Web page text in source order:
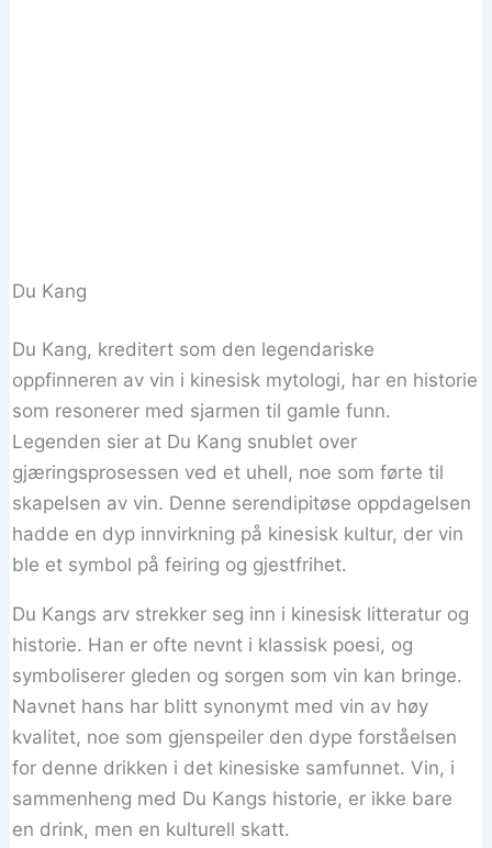
Du Kang
Du Kang, kreditert som den legendariske
oppfinneren av vin i kinesisk mytologi, har en historie
som resonerer med sjarmen til gamle funn.
Legenden sier at Du Kang snublet over
gjæringsprosessen ved et uhell, noe som førte til
skapelsen av vin. Denne serendipitøse oppdagelsen
hadde en dyp innvirkning på kinesisk kultur, der vin
ble et symbol på feiring og gjestfrihet.
Du Kangs arv strekker seg inn i kinesisk litteratur og
historie. Han er ofte nevnt i klassisk poesi, og
symboliserer gleden og sorgen som vin kan bringe.
Navnet hans har blitt synonymt med vin av høy
kvalitet, noe som gjenspeiler den dype forståelsen
for denne drikken i det kinesiske samfunnet. Vin, i
sammenheng med Du Kangs historie, er ikke bare
en drink, men en kulturell skatt.